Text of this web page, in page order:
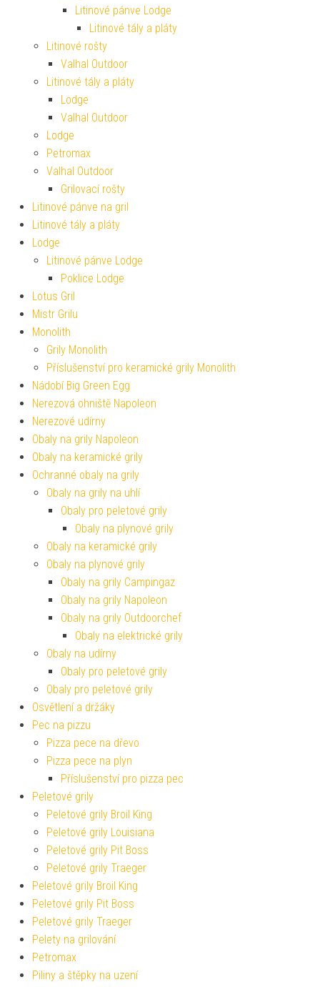
Litinové pánve Lodge
Litinové tály a pláty
Litinové rošty
Valhal Outdoor
Litinové tály a pláty
Lodge
Valhal Outdoor
Lodge
Petromax
Valhal Outdoor
Grilovací rošty
Litinové pánve na gril
Litinové tály a pláty
Lodge
Litinové pánve Lodge
Poklice Lodge
Lotus Gril
Mistr Grilu
Monolith
Grily Monolith
Příslušenství pro keramické grily Monolith
Nádobí Big Green Egg
Nerezová ohniště Napoleon
Nerezové udírny
Obaly na grily Napoleon
Obaly na keramické grily
Ochranné obaly na grily
Obaly na grily na uhlí
Obaly pro peletové grily
Obaly na plynové grily
Obaly na keramické grily
Obaly na plynové grily
Obaly na grily Campingaz
Obaly na grily Napoleon
Obaly na grily Outdoorchef
Obaly na elektrické grily
Obaly na udírny
Obaly pro peletové grily
Obaly pro peletové grily
Osvětlení a držáky
Pec na pizzu
Pizza pece na dřevo
Pizza pece na plyn
Příslušenství pro pizza pec
Peletové grily
Peletové grily Broil King
Peletové grily Louisiana
Peletové grily Pit Boss
Peletové grily Traeger
Peletové grily Broil King
Peletové grily Pit Boss
Peletové grily Traeger
Pelety na grilování
Petromax
Piliny a štěpky na uzení